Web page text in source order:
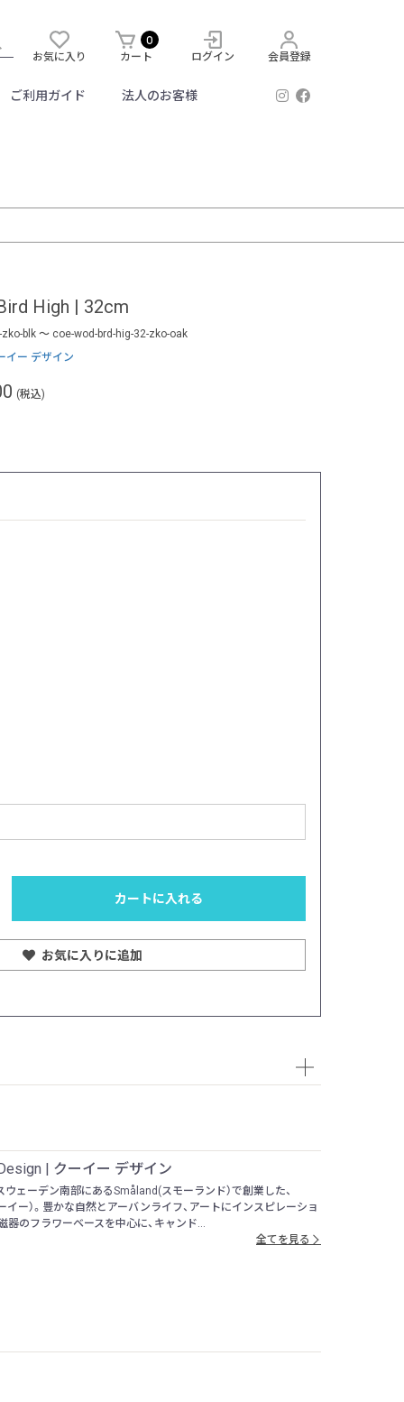
お気に入り
0
カート ログイン 会員登録
ご利用ガイド 法人のお客様
High | 32cm
blk ～ coe-wod-brd-hig-32-zko-oak
イー デザイン
(税込)
カートに入れる
お気に入りに追加
| クーイー デザイン
ウェーデン南部にあるSmåland(スモーランド）で創業した、
イー）。豊かな自然とアーバンライフ、アートにインスピレーショ
器のフラワーベースを中心に、キャンド...
全てを見る